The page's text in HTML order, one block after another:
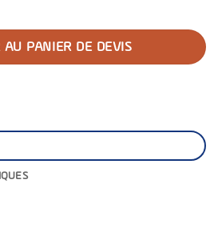
basse température U901
AU PANIER DE DEVIS